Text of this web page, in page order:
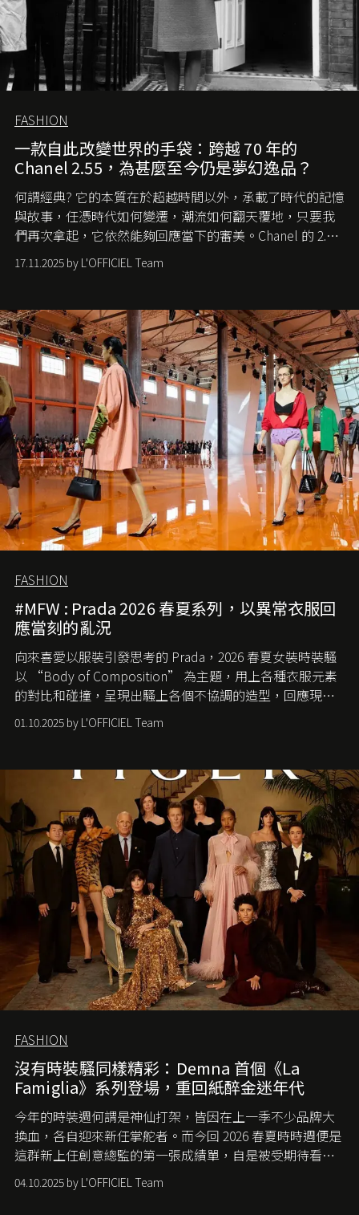
FASHION
一款自此改變世界的手袋：跨越 70 年的
Chanel 2.55，為甚麼至今仍是夢幻逸品？
何謂經典? 它的本質在於超越時間以外，承載了時代的記憶
與故事，任憑時代如何變遷，潮流如何翻天覆地，只要我
們再次拿起，它依然能夠回應當下的審美。Chanel 的 2.55
手袋更是這樣存在，自問世至今，一直有着舉足輕重的地
位。如果說每個女生的第一個夢想手袋是 Chanel，那 2.55
愛它的雋永與優雅。那麼這個手袋是怎麼誕生的呢？又為
甚麼取名叫 2.55 ？今天就由《L'Officiel HK》帶你穿越流金
歲月，回顧 2.55 的誕生故事。
17.11.2025 by L'OFFICIEL Team
FASHION
#MFW : Prada 2026 春夏系列，以異常衣服回
應當刻的亂況
向來喜愛以服裝引發思考的 Prada，2026 春夏女裝時裝騷
以 “Body of Composition” 為主題，用上各種衣服元素
的對比和碰撞，呈現出騷上各個不協調的造型，回應現今
社會各種資訊、文化超載的現象。
01.10.2025 by L'OFFICIEL Team
FASHION
沒有時裝騷同樣精彩：Demna 首個《La
Famiglia》系列登場，重回紙醉金迷年代
今年的時裝週何謂是神仙打架，皆因在上一季不少品牌大
換血，各自迎來新任掌舵者。而今回 2026 春夏時時週便是
這群新上任創意總監的第一張成績單，自是被受期待看他
們如何各顯神通。意大利老牌 Gucci 在過去幾個季度業績
難已救回，開雲集團任命成功曾翻轉 Balenciaga 的愛將
04.10.2025 by L'OFFICIEL Team